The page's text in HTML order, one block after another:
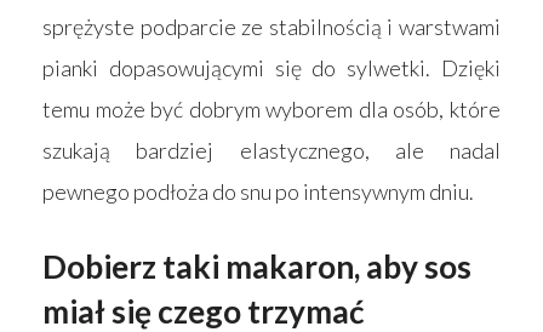
sprężyste podparcie ze stabilnością i warstwami
pianki dopasowującymi się do sylwetki. Dzięki
temu może być dobrym wyborem dla osób, które
szukają bardziej elastycznego, ale nadal
pewnego podłoża do snu po intensywnym dniu.
Dobierz taki makaron, aby sos
miał się czego trzymać